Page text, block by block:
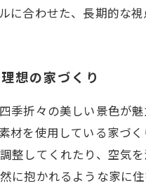
に合わせた、長期的な
想の家づくり
季折々の美しい景色が
材を使用している家づ
整してくれたり、空気
に抱かれるような家に